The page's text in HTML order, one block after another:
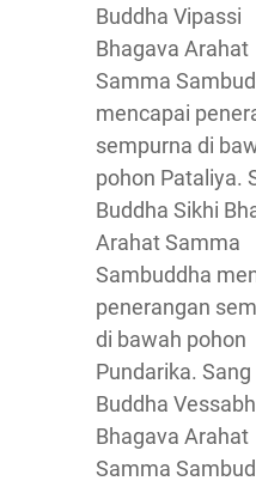
Buddha Vipassi
Bhagava Arahat
Samma
mencapai
sempurna di
pohon Pataliya.
Buddha Sikhi
Arahat Samma
Sambuddha
penerangan
di bawah pohon
Pundarika. Sang
Buddha
Bhagava Arahat
Samma